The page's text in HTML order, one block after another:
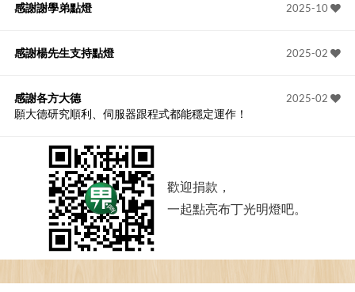
2025-10
感謝謝學弟點燈
2025-02
感謝楊先生支持點燈
2025-02
感謝各方大德
願大德研究順利、伺服器跟程式都能穩定運作！
歡迎捐款，
一起點亮布丁光明燈吧。